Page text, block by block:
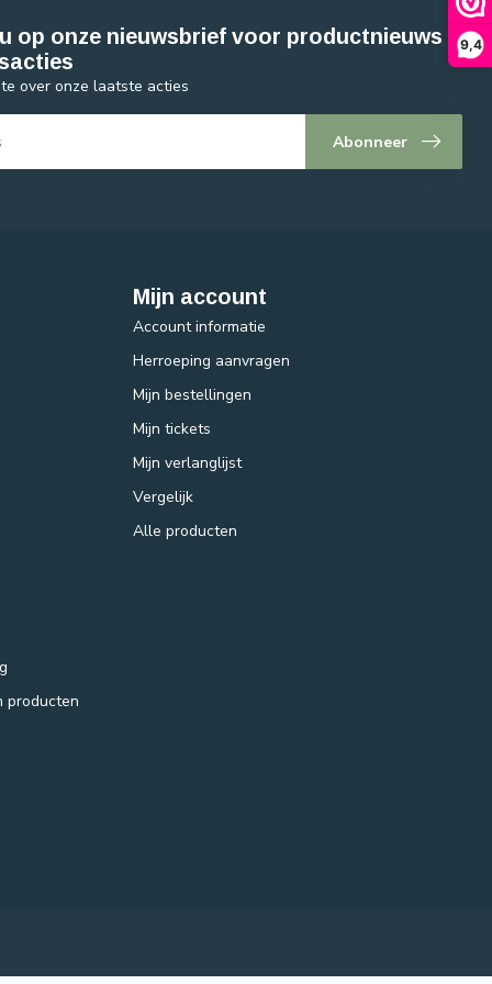
9,4
op onze nieuwsbrief voor productnieuws
over onze laatste acties
Abonneer
producten
Mijn account
Account informatie
Herroeping aanvragen
Mijn bestellingen
Mijn tickets
Mijn verlanglijst
Vergelijk
Alle producten